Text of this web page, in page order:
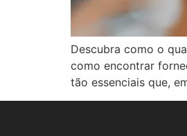
Descubra como o
como encontrar
tão essenciais que,